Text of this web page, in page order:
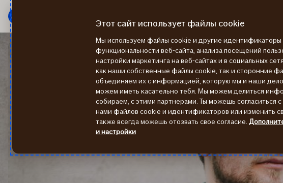
Мену
Перейти
содержанию
Этот сайт использует файлы cookie
Мы используем файлы cookie и другие идентификаторы
функциональности веб-сайта, анализа посещений
настройки маркетинга на веб-сайтах и в социальных
как наши собственные файлы cookie, так и сторонние
объединяем их с информацией, которую мы и наши
можем иметь касательно тебя. Мы можем делиться
собираем, с этими партнерами. Ты можешь согласиться
нами файлов cookie и идентификаторов или изменить
также всегда можешь отозвать свое согласие.
и настройки